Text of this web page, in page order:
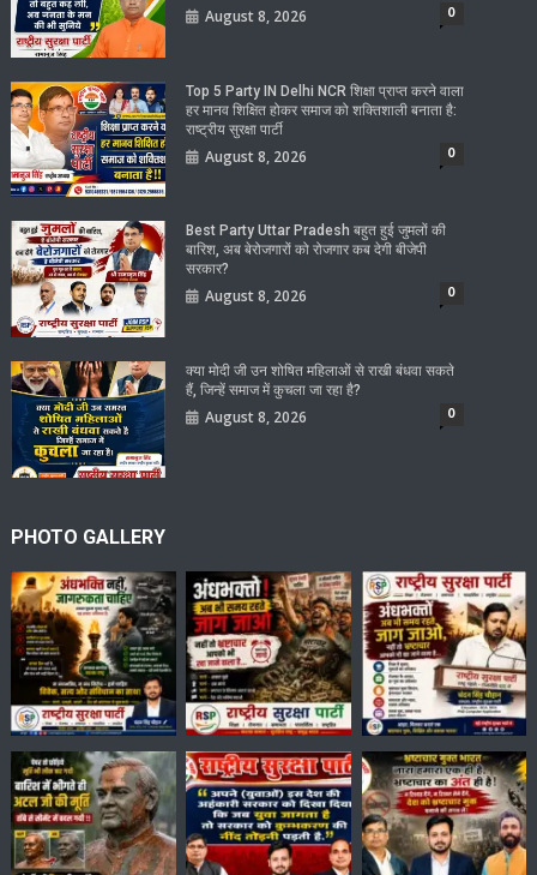
August 8, 2026 0
Top 5 Party IN Delhi NCR शिक्षा प्राप्त करने वाला
हर मानव शिक्षित होकर समाज को शक्तिशाली बनाता है:
राष्ट्रीय सुरक्षा पार्टी
August 8, 2026 0
Best Party Uttar Pradesh बहुत हुई जुमलों की
बारिश, अब बेरोजगारों को रोजगार कब देगी बीजेपी
सरकार?
August 8, 2026 0
क्या मोदी जी उन शोषित महिलाओं से राखी बंधवा सकते
हैं, जिन्हें समाज में कुचला जा रहा है?
August 8, 2026 0
PHOTO GALLERY